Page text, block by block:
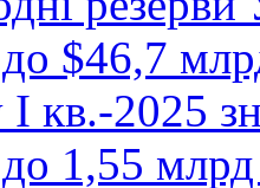
$46,7
2025
1,55